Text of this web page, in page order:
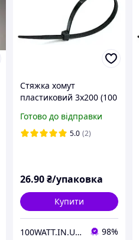
Стяжка хомут
пластиковий 3х200 (100
Готово до відправки
5.0 (2)
26.90₴/упаковка
Купити
100WATT.IN.UA ІНТЕРНЕТ-МАГАЗИН 98%